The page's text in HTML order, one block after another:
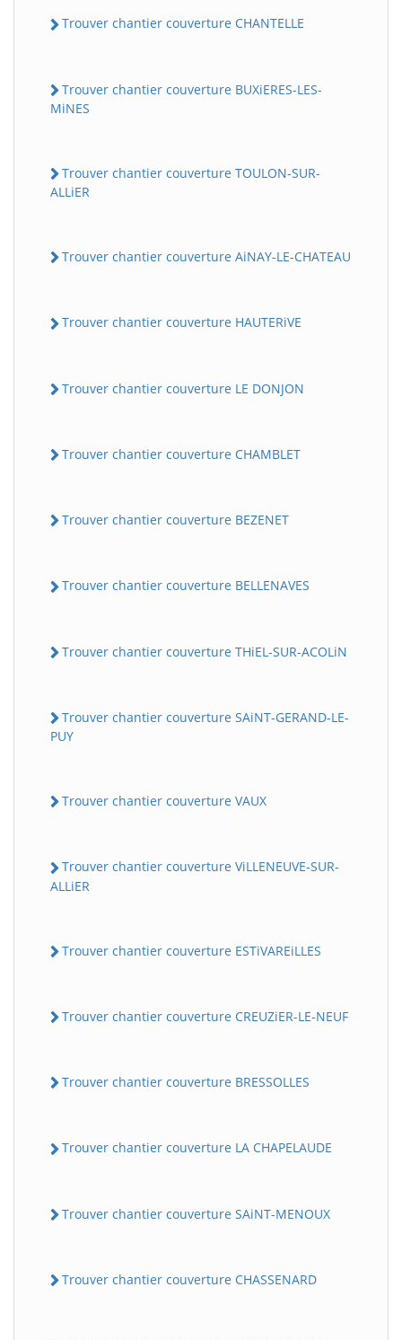
Trouver chantier couverture CHANTELLE
Trouver chantier couverture BUXiERES-LES-
MiNES
Trouver chantier couverture TOULON-SUR-
ALLiER
Trouver chantier couverture AiNAY-LE-CHATEAU
Trouver chantier couverture HAUTERiVE
Trouver chantier couverture LE DONJON
Trouver chantier couverture CHAMBLET
Trouver chantier couverture BEZENET
Trouver chantier couverture BELLENAVES
Trouver chantier couverture THiEL-SUR-ACOLiN
Trouver chantier couverture SAiNT-GERAND-LE-
PUY
Trouver chantier couverture VAUX
Trouver chantier couverture ViLLENEUVE-SUR-
ALLiER
Trouver chantier couverture ESTiVAREiLLES
Trouver chantier couverture CREUZiER-LE-NEUF
Trouver chantier couverture BRESSOLLES
Trouver chantier couverture LA CHAPELAUDE
Trouver chantier couverture SAiNT-MENOUX
Trouver chantier couverture CHASSENARD